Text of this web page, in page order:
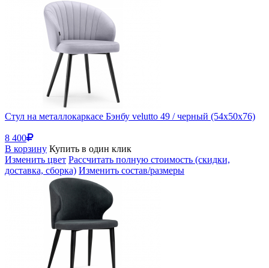
Стул на металлокаркасе Бэнбу velutto 49 / черный (54x50x76)
8 400
В корзину Купить в один клик
Изменить цвет Рассчитать полную стоимость (скидки,
доставка, сборка) Изменить состав/размеры